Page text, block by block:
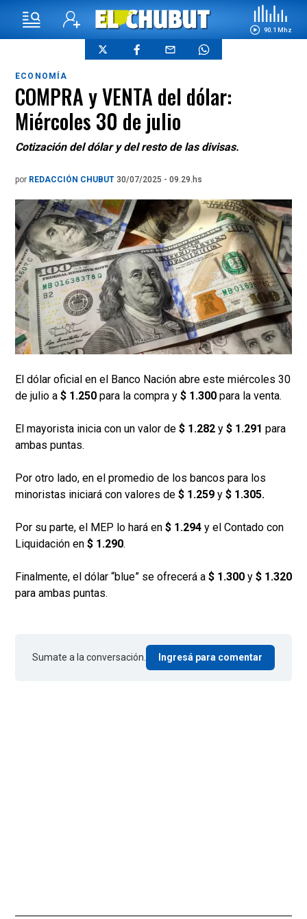
90.1 Mhz
ECONOMÍA
COMPRA y VENTA del dólar:
Miércoles 30 de julio
Cotización del dólar y del resto de las divisas.
por REDACCIÓN CHUBUT 30/07/2025 - 09.29.hs
El dólar oficial en el Banco Nación abre este miércoles 30
de julio a $ 1.250 para la compra y $ 1.300 para la venta.
El mayorista inicia con un valor de $ 1.282 y $ 1.291 para
ambas puntas.
Por otro lado, en el promedio de los bancos para los
minoristas iniciará con valores de $ 1.259 y $ 1.305.
Por su parte, el MEP lo hará en $ 1.294 y el Contado con
Liquidación en $ 1.290.
Finalmente, el dólar “blue” se ofrecerá a $ 1.300 y $ 1.320
para ambas puntas.
Sumate a la conversación. Ingresá para comentar